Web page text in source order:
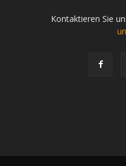
Kontaktieren Sie